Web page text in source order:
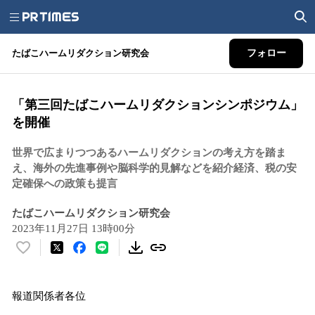
たばこハームリダクション研究会 フォロー
「第三回たばこハームリダクションシンポジウム」
を開催
世界で広まりつつあるハームリダクションの考え方を踏ま
え、海外の先進事例や脳科学的見解などを紹介経済、税の安
定確保への政策も提言
たばこハームリダクション研究会
2023年11月27日 13時00分
い
！
報道関係者各位